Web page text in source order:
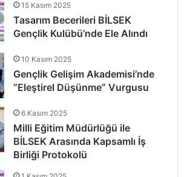
15 Kasım 2025
Tasarım Becerileri BİLSEK
Gençlik Kulübü’nde Ele Alındı
10 Kasım 2025
Gençlik Gelişim Akademisi’nde
“Eleştirel Düşünme” Vurgusu
6 Kasım 2025
Milli Eğitim Müdürlüğü ile
BİLSEK Arasında Kapsamlı İş
Birliği Protokolü